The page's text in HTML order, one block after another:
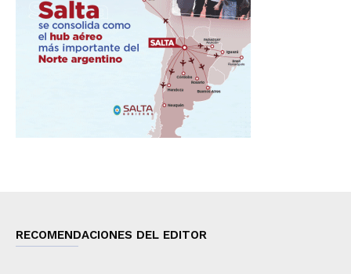
RECOMENDACIONES DEL EDITOR